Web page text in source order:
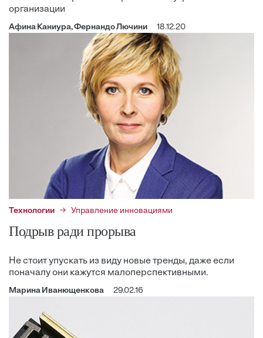
организации
Афина Каниура, Фернандо Лючини 18.12.20
Технологии Управление инновациями
Подрыв ради прорыва
Не стоит упускать из виду новые тренды, даже если
поначалу они кажутся малоперспективными.
Марина Иванющенкова 29.02.16